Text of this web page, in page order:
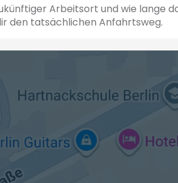
Arbeitsort und wie lange
den tatsächlichen Anfahrtsweg.
basieren auf den Verkehrsdaten eines